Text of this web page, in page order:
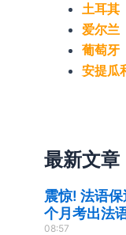
土耳其
爱尔兰
葡萄牙
安提瓜
更
最新文章
震惊! 法语
个月考出法
08:57